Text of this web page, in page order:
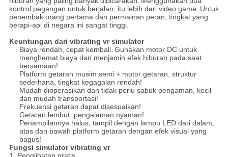
kontrol pegangan untuk berjalan, itu lebih dari video game. Untuk
penembak orang pertama dan permainan peran, tingkat yang
berapi-api di negara ini sangat tinggi.
Keuntungan dari vibrating vr simulator
Biaya rendah, cepat kembali. Gunakan motor DC untuk
menghemat biaya dan menjamin efek hiburan pada saat
bersamaan!
Platform getaran musim semi + motor getaran, struktur
sederhana, tingkat kegagalan rendah!
Mudah dioperasikan dan tidak perlu sabuk pengaman, kecil
dan mudah transportasi!
Frekuensi getaran dapat disesuaikan!
Getaran lembut, pengalaman nyaman!
Penampilannya halus, tampil dengan lampu LED dari dalam,
atas dan bawah platform getaran dengan efek visual yang
bagus!
Fungsi simulator vibrating vr